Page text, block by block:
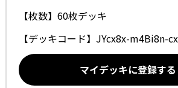
【枚数】60枚デッキ
【デッキコード】 JYcx8x-m4Bi8n-
マイデッキに登録する